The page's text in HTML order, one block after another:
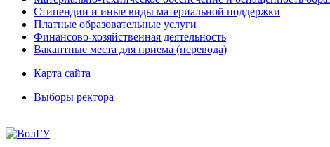
Стипендии и иные виды материальной поддержки
Платные образовательные услуги
Финансово-хозяйственная деятельность
Вакантные места для приема (перевода)
Карта сайта
Выборы ректора